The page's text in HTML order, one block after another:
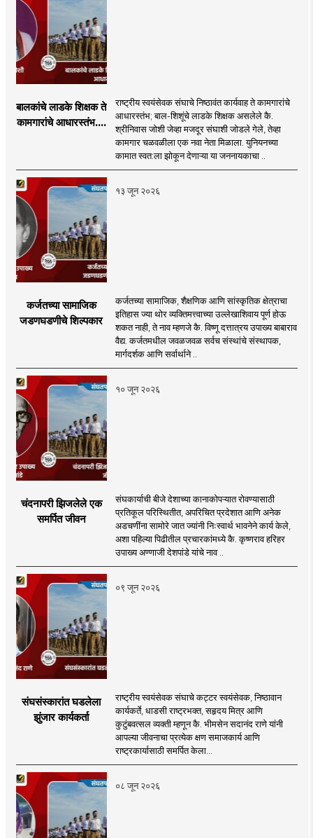
बालकांचे लाडके शिक्षक ते
कामगारांचे आधारस्तंभ....
राष्ट्रीय स्वयंसेवक संघाचे निष्ठावंत कार्यवाह ते कामगारांचे
आधारस्तंभ; बाल-शिशूंचे लाडके शिक्षक असलेले कै.
श्रीनिवास जोशी जेव्हा मजदूर संघाशी जोडले गेले, तेव्हा
कामगार चळवळीला एक नवा नेता मिळाला. युनियनच्या
कामात स्वत:ला झोकून देणाऱ्या या जननायकाचा ..
१३ जून २०२६
कर्जतच्या सामाजिक
जडणघडणीचे शिल्पकार
कर्जतच्या सामाजिक, शैक्षणिक आणि सांस्कृतिक क्षेत्राचा
इतिहास ज्या थोर व्यक्तिमत्त्वाच्या उल्लेखाशिवाय पूर्ण होऊ
शकत नाही, ते नाव म्हणजे कै. विष्णू दत्तात्रय उपाख्य बाबाराव
वैद्य. कर्जतमधील जवळजवळ सर्वच संस्थांचे संस्थापक,
मार्गदर्शक आणि सर्वार्थाने ..
१० जून २०२६
चंदनापरी झिजलेले एक
समर्पित जीवन
संघकार्याची बीजे देशाच्या कानाकोपऱ्यात रोवण्यासाठी
प्रतिकूल परिस्थितीत, अपरिचित प्रदेशात आणि अनेक
अडचणींना सामोरे जात ज्यांनी निःस्वार्थ भावनेने कार्य केले,
अशा पहिल्या पिढीतील प्रचारकांमध्ये कै. कृष्णराव हरिहर
उपाख्य अण्णाजी देशपांडे यांचे नाव ..
०९ जून २०२६
संघसंस्कारांत घडलेला
झुंजार कार्यकर्ता
राष्ट्रीय स्वयंसेवक संघाचे कट्टर स्वयंसेवक, निष्ठावान
कार्यकर्ते, धाडसी राष्ट्रभक्त, सहृदय मित्र आणि
कुटुंबवत्सल व्यक्ती म्हणून कै. भीमसेन सदानंद राणे यांनी
आपल्या जीवनाचा प्रत्येक क्षण समाजकार्य आणि
राष्ट्रकार्यासाठी समर्पित केला...
०८ जून २०२६